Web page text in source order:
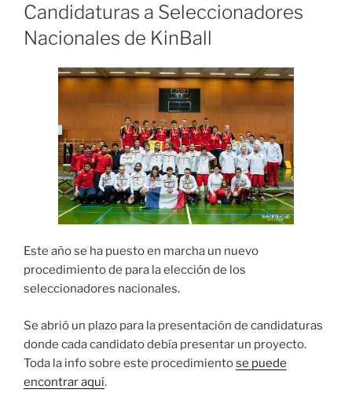
Candidaturas a Seleccionadores
Nacionales de KinBall
Este año se ha puesto en marcha un nuevo
procedimiento de para la elección de los
seleccionadores nacionales.
Se abrió un plazo para la presentación de candidaturas
donde cada candidato debía presentar un proyecto.
Toda la info sobre este procedimientose puede
encontrar aquí.